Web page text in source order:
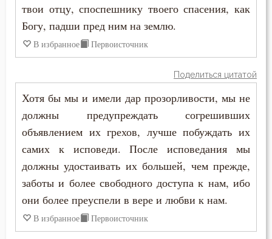
твои отцу, споспешнику твоего спасения, как
Богу, падши пред ним на землю.
В избранное Первоисточник
Поделиться цитатой
Хотя бы мы и имели дар прозорливости, мы не
должны предупреждать согрешивших
объявлением их грехов, лучше побуждать их
самих к исповеди. После исповедания мы
должны удостаивать их большей, чем прежде,
заботы и более свободного доступа к нам, ибо
они более преуспели в вере и любви к нам.
В избранное Первоисточник